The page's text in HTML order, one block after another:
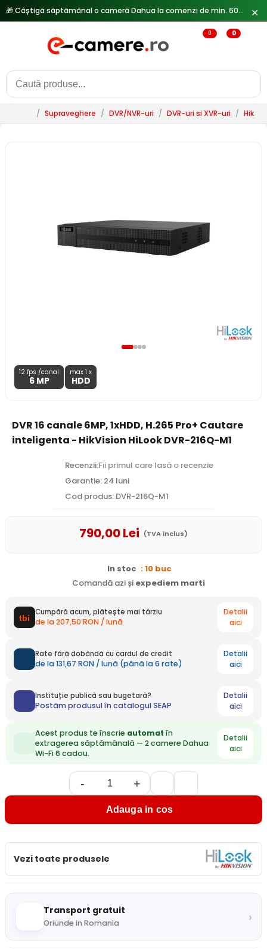
✕
0 0
/ Supraveghere / DVR/NVR-uri / DVR-uri si XVR-uri /
12 fps /canal
6 MP
max 1 x
HDD
DVR 16 canale 6MP, 1xHDD, H.265 Pro+ Cautare
inteligenta - HikVision HiLook DVR-216Q-M1
Recenzii:Fii primul care lasă o recenzie
Garantie: 24 luni
Cod produs: DVR-216Q-M1
790,00Lei (TVA inclus)
In stoc : 10 buc
Comandă azi și expediem marti
Cumpără acum, plătește mai târziu
de la 207,50 RON / lună
Detalii
aici
Rate fără dobândă cu cardul de credit
de la 131,67 RON / lună (până la 6 rate)
Detalii
aici
Instituție publică sau bugetară?
Postăm produsul în catalogul SEAP
Detalii
aici
Acest produs te înscrie automat în
extragerea săptămânală — 2 camere Dahua
Wi-Fi 6 cadou.
Detalii
aici
- +
Adauga in cos
Vezi toate produsele
Transport gratuit
Oriunde in Romania ›